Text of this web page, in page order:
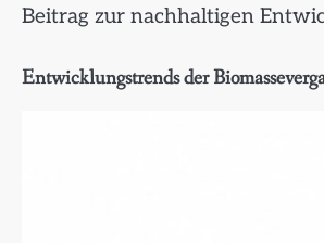
Beitrag zur nachhaltigen
Entwicklungstrends der